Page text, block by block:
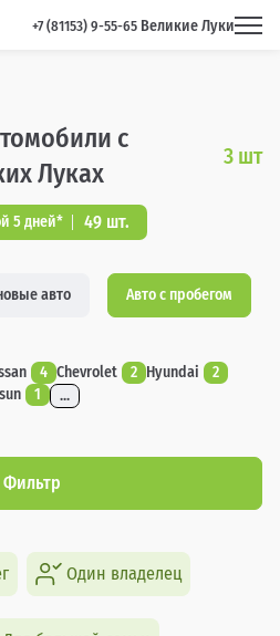
+7 (81153) 9-55-65 Великие Луки
с
Луках
3 шт
5 дней* 49 шт.
авто Авто с пробегом
4 Chevrolet 2 Hyundai
2
1 ...
Фильтр
Один владелец